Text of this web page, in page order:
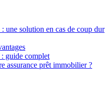
une solution en cas de coup dur
guide complet
assurance prêt immobilier ?